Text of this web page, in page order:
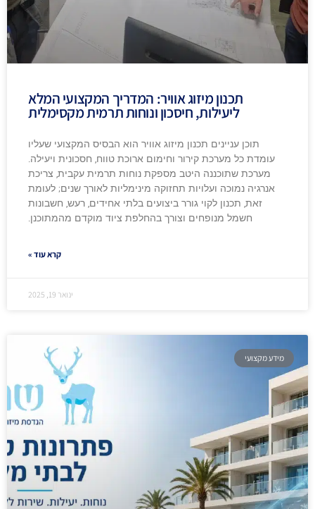
תכנון מיזוג אוויר: המדריך המקצועי המלא
ליעילות, חיסכון ונוחות תרמית מקסימלית
תוכן עניינים תכנון מיזוג אוויר הוא הבסיס המקצועי שעליו
עומדת כל מערכת קירור וחימום ארוכת טווח, חסכונית ויעילה.
מערכת שתוכננה היטב מספקת נוחות תרמית עקבית, צריכת
אנרגיה נמוכה ועלויות תחזוקה מינימליות לאורך שנים; לעומת
זאת, תכנון לקוי גורר ביצועים בלתי אחידים, רעש, חשבונות
חשמל מנופחים וצורך בהחלפת ציוד מוקדם מהמתוכנן.
קרא עוד »
ינואר 19, 2025
מידע מקצועי